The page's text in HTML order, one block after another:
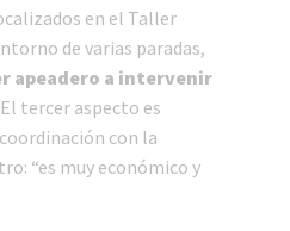
en el Taller
de varias paradas,
apeadero a intervenir
El tercer aspecto es
con la
“es muy económico y